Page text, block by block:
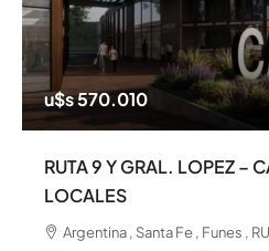
u$s 570.010
RUTA 9 Y GRAL. LOPEZ –
LOCALES
Argentina , Santa Fe , Funes ,